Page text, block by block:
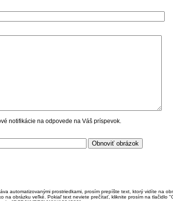
notifikácie na odpovede na Váš príspevok.
automatizovanými prostriedkami, prosím prepíšte text, ktorý vidíte na
na obrázku veľké. Pokiaľ text neviete prečítať, kliknite prosím na tlačidlo